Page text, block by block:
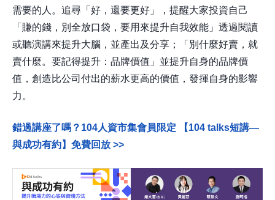
需要的人。追尋「好，還要更好」，提醒大家投資自己
「賺的錢，別全放口袋，要用來提升自我效能」透過閱讀
或聽演講來提升大腦，並產出及分享；「別什麼好賣，就
賣什麼。要記得提升：品牌價值」並提升自身的品牌價
值，創造比公司付出的薪水更高的價值，發揮自身的影響
力。
錯過講座了嗎？104人資市集會員限定 【104 talks短講—
與成功有約】免費回放 >>